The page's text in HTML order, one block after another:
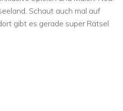
Schaut auch mal auf
gibt es gerade super Rätsel